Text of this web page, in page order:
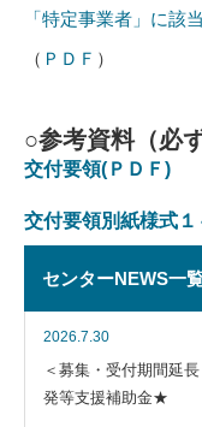
「特定事業者」に該
（ ＰＤＦ ）
○参考資料（必
交付要領(ＰＤＦ)
交付要領別紙様式１
センターNEWS一
2026.7.30
＜募集・受付期間延
発等支援補助金★